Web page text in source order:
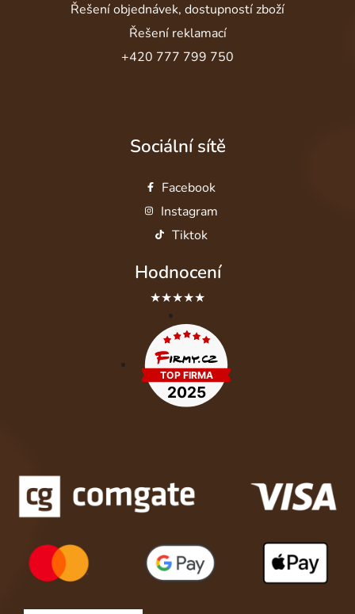
Řešení objednávek, dostupností zboží
Řešení reklamací
+420 777 799 750
Sociální sítě
Facebook
Instagram
Tiktok
Hodnocení
★★★★★